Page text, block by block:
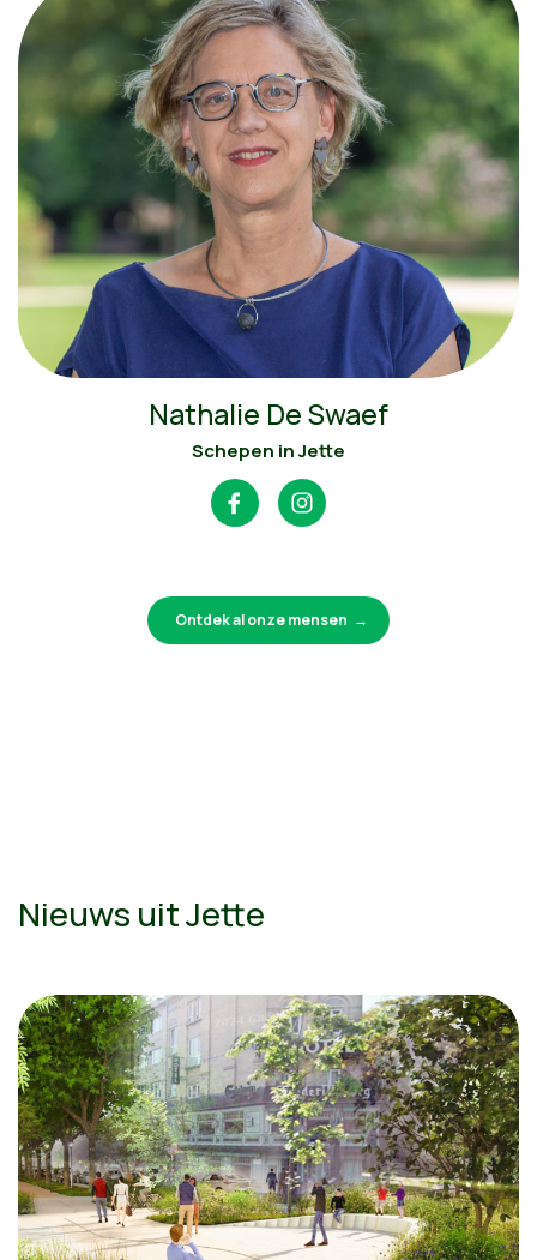
Nathalie De Swaef
Schepen in Jette
Ontdek al onze mensen
Nieuws uit Jette